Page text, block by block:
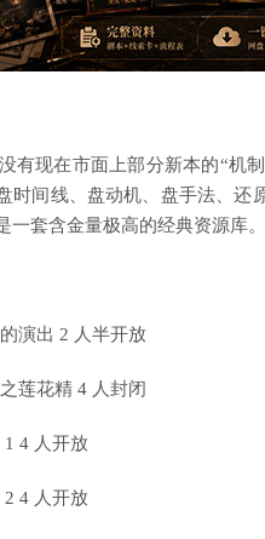
有现在市面上部分新本的“机
时间线、盘动机、盘手法、还
一套含金量极高的经典资源库。
演出 2 人半开放
莲花精 4 人封闭
4 人开放
4 人开放